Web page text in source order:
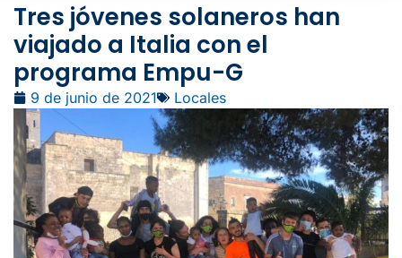
Tres jóvenes solaneros han
viajado a Italia con el
programa Empu-G
9 de junio de 2021 Locales